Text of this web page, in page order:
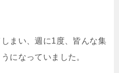
まい、週に1度、皆んな集
になっていました。